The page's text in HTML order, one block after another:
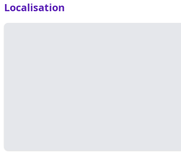
Localisation